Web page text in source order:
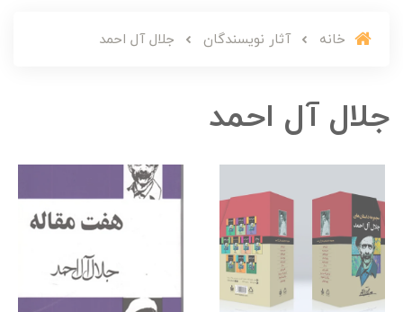
خانه آثار نویسندگان جلال آل احمد
جلال آل احمد